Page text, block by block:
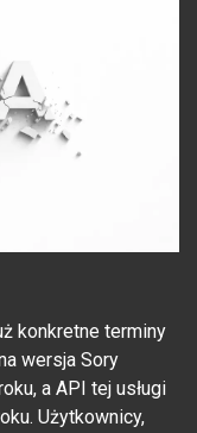
konkretne terminy
wersja Sory
a API tej usługi
Użytkownicy,